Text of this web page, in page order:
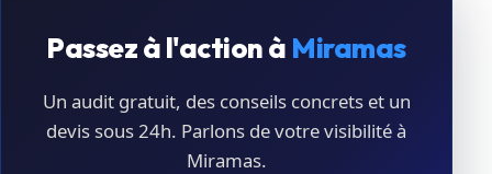
Passez à l'action à Miramas
Un audit gratuit, des conseils concrets et un
devis sous 24h. Parlons de votre visibilité à
Miramas.